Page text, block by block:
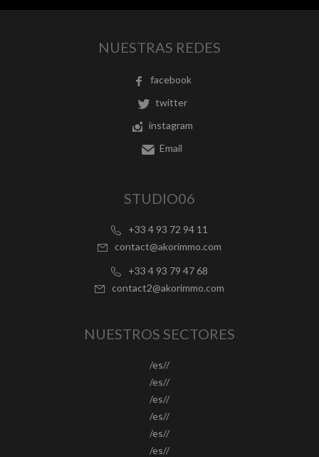
NUESTRAS REDES
facebook
twitter
instagram
Email
STUDIO06
+33 4 93 72 94 11
contact@akorimmo.com
+33 4 93 79 47 68
contact2@akorimmo.com
NUESTROS SECTORES
/es//
/es//
/es//
/es//
/es//
/es//